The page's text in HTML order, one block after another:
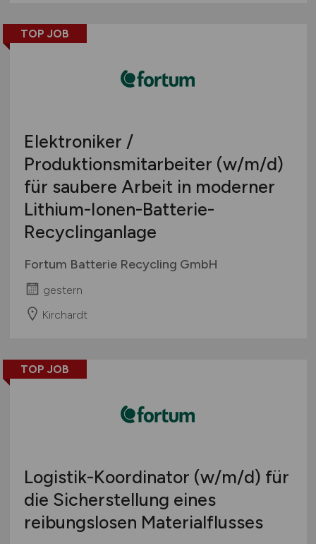
TOP JOB
Elektroniker /
Produktionsmitarbeiter (w/m/d)
für saubere Arbeit in moderner
Lithium-Ionen-Batterie-
Recyclinganlage
Fortum Batterie Recycling GmbH
gestern
Kirchardt
TOP JOB
Logistik-Koordinator (w/m/d) für
die Sicherstellung eines
reibungslosen Materialflusses